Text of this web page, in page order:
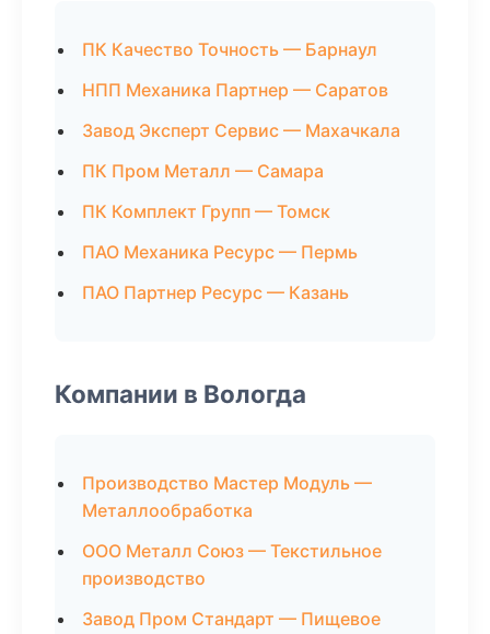
ПК Качество Точность — Барнаул
НПП Механика Партнер — Саратов
Завод Эксперт Сервис — Махачкала
ПК Пром Металл — Самара
ПК Комплект Групп — Томск
ПАО Механика Ресурс — Пермь
ПАО Партнер Ресурс — Казань
Компании в Вологда
Производство Мастер Модуль —
Металлообработка
ООО Металл Союз — Текстильное
производство
Завод Пром Стандарт — Пищевое